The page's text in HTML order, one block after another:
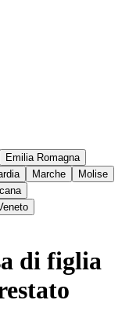
Emilia Romagna
Marche
Molise
di figlia